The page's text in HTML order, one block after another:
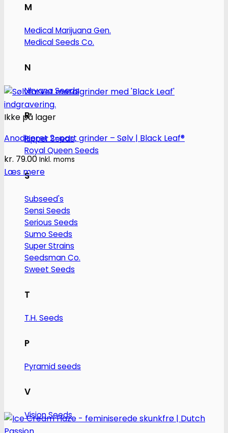
M
Medical Marijuana Gen.
Medical Seeds Co.
N
Nirvana Seeds
R
Ripper Seeds
Royal Queen Seeds
S
Subseed's
Sensi Seeds
Serious Seeds
Sumo Seeds
Super Strains
Seedsman Co.
Sweet Seeds
T
T.H. Seeds
P
Pyramid seeds
V
Vision Seeds
Ikke på lager
Anodiseret 2-part grinder – Sølv | Black Leaf®
kr. 79.00 Inkl. moms
Læs mere